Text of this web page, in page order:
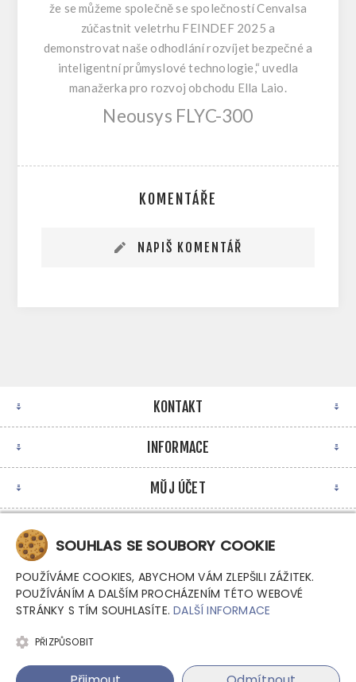
že se můžeme společně se společností Cenvalsa
zúčastnit veletrhu FEINDEF 2025 a
demonstrovat naše odhodlání rozvíjet bezpečné a
inteligentní průmyslové technologie,“ uvedla
manažerka pro rozvoj obchodu Ella Laio.
Neousys FLYC-300
KOMENTÁŘE
NAPIŠ KOMENTÁŘ
KONTAKT
INFORMACE
MŮJ ÚČET
SOUHLAS SE SOUBORY COOKIE
POUŽÍVÁME COOKIES, ABYCHOM VÁM ZLEPŠILI ZÁŽITEK.
POUŽÍVÁNÍM A DALŠÍM PROCHÁZENÍM TÉTO WEBOVÉ
STRÁNKY S TÍM SOUHLASÍTE.DALŠÍ INFORMACE
PŘIZPŮSOBIT